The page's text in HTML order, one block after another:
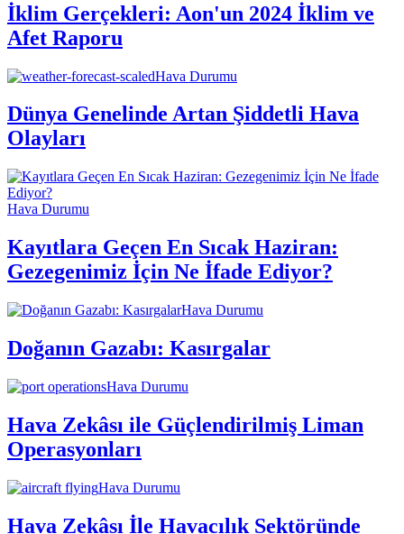
İklim Gerçekleri: Aon'un 2024 İklim ve
Afet Raporu
Hava Durumu
Dünya Genelinde Artan Şiddetli Hava
Olayları
Hava Durumu
Kayıtlara Geçen En Sıcak Haziran:
Gezegenimiz İçin Ne İfade Ediyor?
Hava Durumu
Doğanın Gazabı: Kasırgalar
Hava Durumu
Hava Zekâsı ile Güçlendirilmiş Liman
Operasyonları
Hava Durumu
Hava Zekâsı İle Havacılık Sektöründe